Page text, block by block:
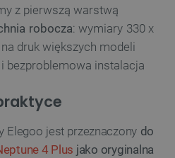
z pierwszą warstwą
robocza: wymiary 330 x
druk większych modeli
i bezproblemowa instalacja
Elegoo jest przeznaczony do
4 Plus jako oryginalna